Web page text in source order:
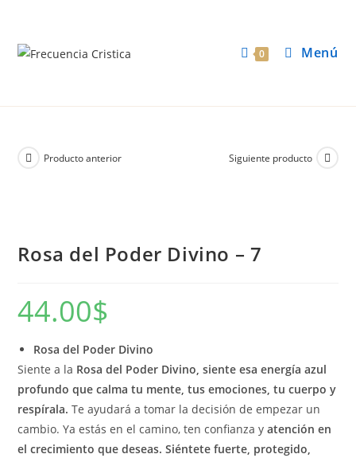
0 Menú
Producto anterior Siguiente producto
Rosa del Poder Divino – 7
44.00$
Rosa del Poder Divino
Siente a la Rosa del Poder Divino, siente esaenergía azul
profundo que calma tu mente, tus emociones, tu cuerpo y
respírala. Te ayudará a tomar la decisión de empezar un
cambio. Ya estás en el camino, ten confianza yatención en
el crecimiento que deseas. Siéntete fuerte, protegido,